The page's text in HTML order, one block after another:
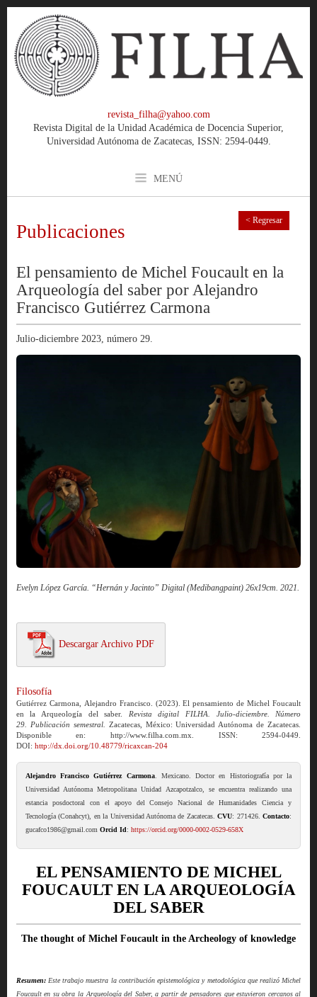
revista_filha@yahoo.com
Revista Digital de la Unidad Académica de Docencia Superior,
Universidad Autónoma de Zacatecas, ISSN: 2594-0449.
MENÚ
< Regresar
Publicaciones
El pensamiento de Michel Foucault en la
Arqueología del saber por Alejandro
Francisco Gutiérrez Carmona
Julio-diciembre 2023, número 29.
Evelyn López García. “Hernán y Jacinto” Digital (Medibangpaint) 26x19cm. 2021.
Descargar Archivo PDF
Filosofía
Gutiérrez Carmona, Alejandro Francisco. (2023). El pensamiento de Michel Foucault
en la Arqueología del saber.
Revista digital FILHA. Julio-diciembre. Número
29. Publicación semestral.
Zacatecas, México: Universidad Autónoma de Zacatecas.
Disponible en: http://www.filha.com.mx. ISSN: 2594-0449.
DOI: http://dx.doi.org/10.48779/ricaxcan-204
Alejandro Francisco Gutiérrez Carmona. Mexicano. Doctor en Historiografía por la
Universidad Autónoma Metropolitana Unidad Azcapotzalco, se encuentra realizando una
estancia posdoctoral con el apoyo del Consejo Nacional de Humanidades Ciencia y
Tecnología (Conahcyt), en la Universidad Autónoma de Zacatecas.CVU: 271426.Contacto:
gucafco1986@gmail.com Orcid Id: https://orcid.org/0000-0002-0529-658X
EL PENSAMIENTO DE MICHEL
FOUCAULT EN LA ARQUEOLOGÍA
DEL SABER
The thought of Michel Foucault in the Archeology of knowledge
Resumen: Este trabajo muestra la contribución epistemológica y metodológica que realizó Michel
Foucault en su obra la Arqueología del Saber, a partir de pensadores que estuvieron cercanos al